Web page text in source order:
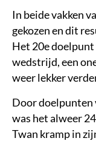
In beide vakken
gekozen en dit
Het 20e
wedstrijd, een
weer lekker
Door doelpunten
was het alweer
Twan kramp in